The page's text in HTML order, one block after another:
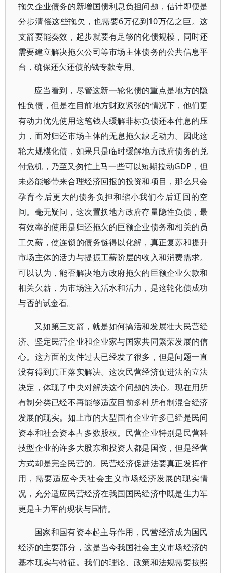
拖欠企业债务的新增国债利息负担问题，估计即便是
分步清偿这些拖欠，也需要6万亿到10万亿之巨。这
支箭要能奏效，起步就要有足够的化债规模，同时还
需要建立解决拖欠公司等市场主体债务的公共信息平
台，确保还欠还债的钱专款专用。
应当看到，尽管这新一轮化债的重点是地方的隐
性负债，但是在目前地方财政紧张的情况下，他们更
有动力优先使用这笔钱去缓解非标负债还本付息的压
力，而对归还市场主体的无息拖欠缺乏动力。因此这
轮大规模化债，如果只是临时缓解地方政府债务的兑
付危机，乃至又匆忙上马一些可以短期拉动GDP，但
未必能够带来合理经济回报的投资和项目，那么只会
孕育今后更大的债务负担和缩小我们今后迂回的空
间。毫无疑问，这次置换地方政府存量隐性负债，最
有效率的使用是归还拖欠的巨额企业债务和相关的员
工欠薪，使连锁的债务链得以化解，真正复苏和提升
市场主体的活力与提振工薪阶层的收入和消费需求。
可以认为，能否解决地方政府拖欠的巨额企业欠款和
相关欠薪，为市场注入活水和活力，是这轮化债成功
与否的试金石。
又如第三支箭，就是如何搞活和发展壮大民营经
济、坚定民营企业和企业家与国家共同繁荣发展的信
心。这方面的文件过去已经发了很多，但是问题一直
没有得到真正落实解决。这次民营经济促进法的立法
决定，体现了中央对解决这个问题的决心。现在用所
有制分类已经不再能够适应目前多种所有制混合经济
发展的现实。如上市的大型国有企业许多已经是民间
资本和社会资本占多数股权。民营企业特别是民营科
技型企业的许多大股东和投资人都是国资，但是经营
方式却是完全民营的。民营经济促进法要真正发挥作
用，需要适应今天社会主义市场经济发展的现实情
况，充分适应民营经济在我国国民经济中既是生力军
更是主力军的现状与国情。
国家和国有资本起主导作用，民营经济成为国民
经济的主要部分，这是当今我国社会主义市场经济的
基本现实与特征。我们的理论、政策和法规需要按照